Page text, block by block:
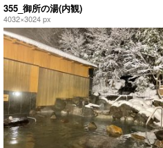
355_御所の湯(内観)
4032×3024 px